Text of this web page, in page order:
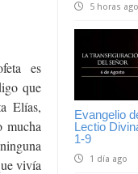
5 horas ago
Evangelio
Lectio
1-9
1 día ago
es
que
Elías,
mucha
vivía